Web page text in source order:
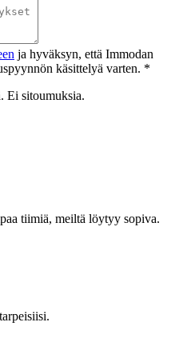
ja hyväksyn, että Immodan
käsittelyä varten. *
Ei sitoumuksia.
tiimiä, meiltä löytyy sopiva.